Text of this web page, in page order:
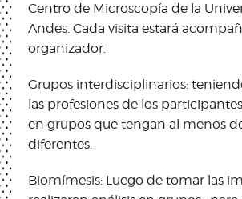
Centro de Microscopía de la
Andes. Cada visita estará
organizador.
Grupos interdisciplinarios:
las profesiones de los
en grupos que tengan al menos
diferentes.
Biomímesis: Luego de tomar las